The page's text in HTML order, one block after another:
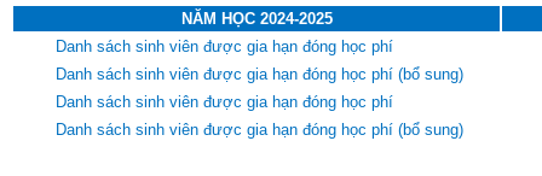
NĂM HỌC 2024-2025
Danh sách sinh viên được gia hạn đóng học phí
Danh sách sinh viên được gia hạn đóng học phí (bổ sung)
Danh sách sinh viên được gia hạn đóng học phí
Danh sách sinh viên được gia hạn đóng học phí (bổ sung)